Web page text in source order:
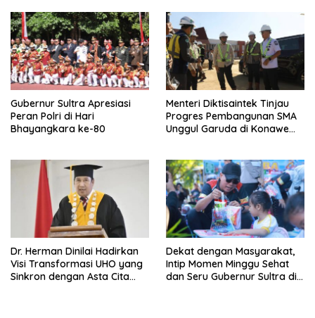
Hukum
Andri Permana
Gubernur Sultra Apresiasi
Peran Polri di Hari
Bhayangkara ke-80
Menteri Diktisaintek Tinjau
Progres Pembangunan SMA
Unggul Garuda di Konawe
Dr. Herman Dinilai Hadirkan
Visi Transformasi UHO yang
Sinkron dengan Asta Cita
Dekat dengan Masyarakat,
Intip Momen Minggu Sehat
dan Seru Gubernur Sultra di